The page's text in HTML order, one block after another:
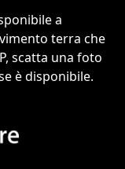
a
terra che
scatta una foto
è disponibile.